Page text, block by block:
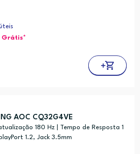
Grátis*
AOC CQ32G4VE
180 Hz | Tempo de Resposta 1
1.2, Jack 3.5mm